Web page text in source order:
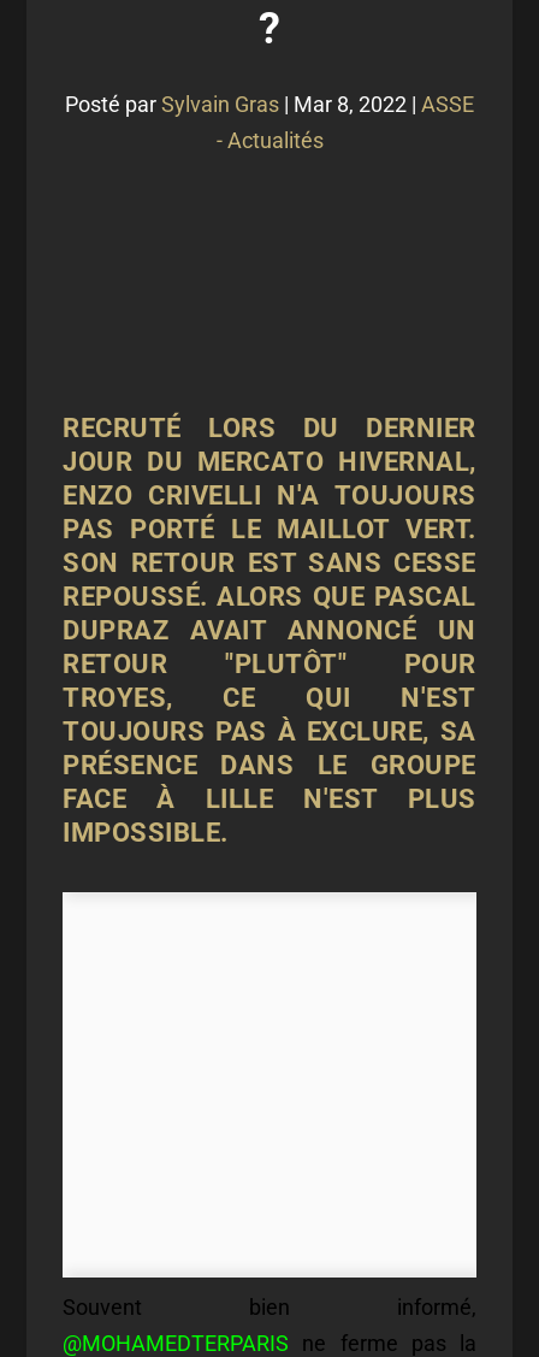
?
Posté parSylvain Gras | Mar 8, 2022 | ASSE
- Actualités
RECRUTÉ LORS DU DERNIER
JOUR DU MERCATO HIVERNAL,
ENZO CRIVELLI N'A TOUJOURS
PAS PORTÉ LE MAILLOT VERT.
SON RETOUR EST SANS CESSE
REPOUSSÉ. ALORS QUE PASCAL
DUPRAZ AVAIT ANNONCÉ UN
RETOUR "PLUTÔT" POUR
TROYES, CE QUI N'EST
TOUJOURS PAS À EXCLURE, SA
PRÉSENCE DANS LE GROUPE
FACE À LILLE N'EST PLUS
IMPOSSIBLE.
Souvent bien informé,
@MOHAMEDTERPARIS ne ferme pas la